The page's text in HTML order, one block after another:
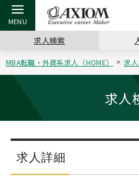
戻る
アクシアムの特長
サービス案内
コンサルタントの紹介
戻る
キャリア支援 TOP
キャリアデザイン講座
（最新求人市場動向）
ステージ別アドバイス
戻る
転職ツール TOP
英文レジュメの書き方
職務経歴書の書き方
戻る
転職コラム TOP
“展”職相談室
転職市場の明日をよめ
戻る
イベント・セミナー TOP
ジョブフェア
キャリアデザインセミナー
戻る
会社概要 TOP
沿革
主なクライアント
求人検索
MBA転職・外資系求人（HOME） 求
求人
求人詳細